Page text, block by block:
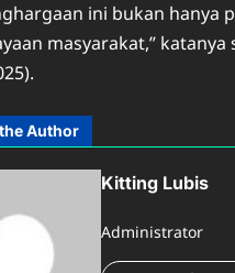
ini bukan
masyarakat,” katanya
Author
Kitting Lubis
Administrator